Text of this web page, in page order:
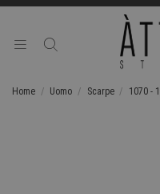
Home Uomo Scarpe 1070 -